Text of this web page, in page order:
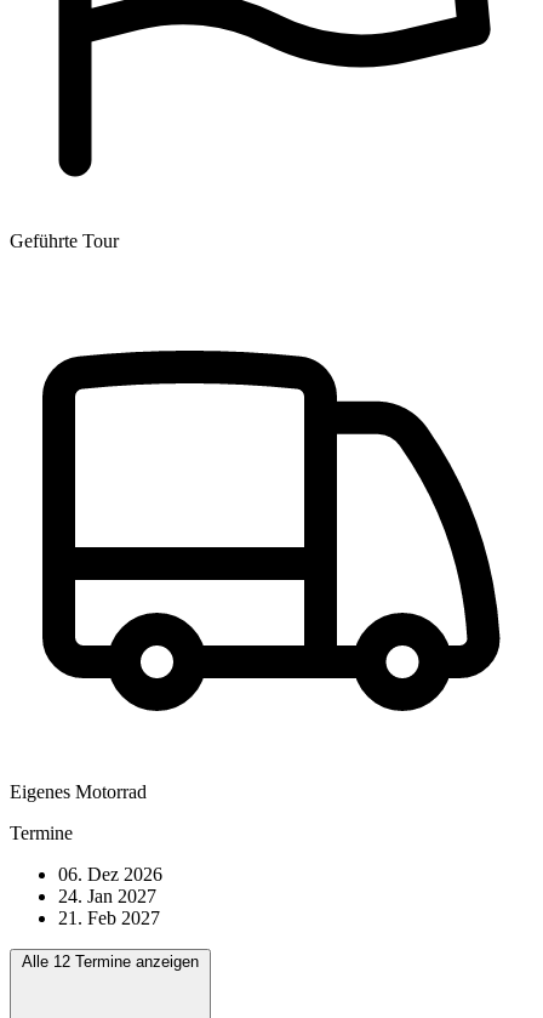
Geführte Tour
Eigenes Motorrad
Termine
06. Dez 2026
24. Jan 2027
21. Feb 2027
Alle 12 Termine anzeigen